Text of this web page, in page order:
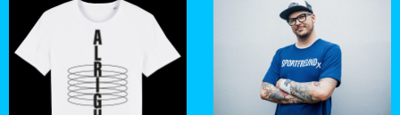
UNISHIRT SPORTFREUNDE STILLER BLUE
Artikel im Warenkorb